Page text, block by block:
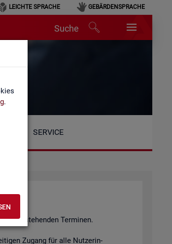
.
LEICHTE SPRACHE GEBÄRDENSPRACHE
Suche
SERVICE
ste­hen­den Ter­mi­nen.
Zu­gang für alle Nut­ze­rin­